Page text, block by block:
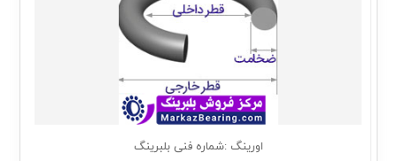
اورینگ :شماره فنی بلبرینگ